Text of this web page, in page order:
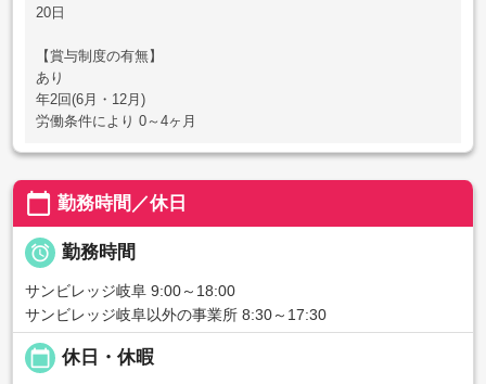
20日
【賞与制度の有無】
あり
年2回(6月・12月)
労働条件により 0～4ヶ月
calendar_today 勤務時間／休日
 勤務時間
サンビレッジ岐阜 9:00～18:00
サンビレッジ岐阜以外の事業所 8:30～17:30
calendar_today 休日・休暇